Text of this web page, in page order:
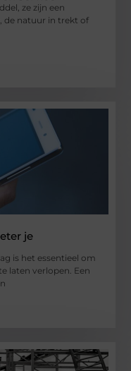
ze zijn een
de natuur in trekt of
je
is het essentieel om
laten verlopen. Een